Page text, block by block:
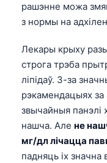
рашэнне можа
з нормы на
Лекары крыху
строга трэба
ліпідаў. З-за
рэкамендацыях за
звычайныя панэлі
нашча. Але не
мг/дл лічацца
падняць іх